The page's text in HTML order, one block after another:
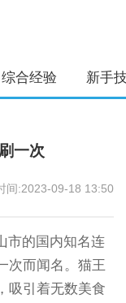
综合经验 新手
一次
间:2023-09-18 13:50
市的国内知名连
次而闻名。猫王
吸引着无数美食